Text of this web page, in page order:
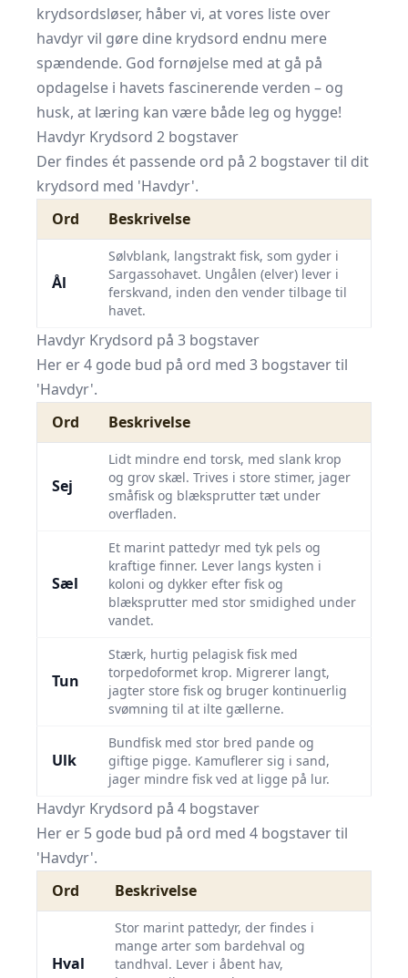
krydsordsløser, håber vi, at vores liste over
havdyr vil gøre dine krydsord endnu mere
spændende. God fornøjelse med at gå på
opdagelse i havets fascinerende verden – og
husk, at læring kan være både leg og hygge!
Havdyr Krydsord 2 bogstaver
Der findes ét passende ord på 2 bogstaver til dit
krydsord med 'Havdyr'.
Ord
Beskrivelse
Ål
Sølvblank, langstrakt fisk, som gyder i
Sargassohavet. Ungålen (elver) lever i
ferskvand, inden den vender tilbage til
havet.
Havdyr Krydsord på 3 bogstaver
Her er 4 gode bud på ord med 3 bogstaver til
'Havdyr'.
Ord
Beskrivelse
Sej
Lidt mindre end torsk, med slank krop
og grov skæl. Trives i store stimer, jager
småfisk og blæksprutter tæt under
overfladen.
Sæl
Et marint pattedyr med tyk pels og
kraftige finner. Lever langs kysten i
koloni og dykker efter fisk og
blæksprutter med stor smidighed under
vandet.
Tun
Stærk, hurtig pelagisk fisk med
torpedoformet krop. Migrerer langt,
jagter store fisk og bruger kontinuerlig
svømning til at ilte gællerne.
Ulk
Bundfisk med stor bred pande og
giftige pigge. Kamuflerer sig i sand,
jager mindre fisk ved at ligge på lur.
Havdyr Krydsord på 4 bogstaver
Her er 5 gode bud på ord med 4 bogstaver til
'Havdyr'.
Ord
Beskrivelse
Hval
Stor marint pattedyr, der findes i
mange arter som bardehval og
tandhval. Lever i åbent hav,